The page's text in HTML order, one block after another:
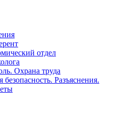
отдел
Охрана труда
Разъяснения.